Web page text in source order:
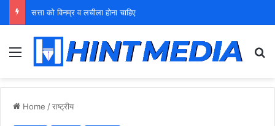
युवा शक्ति को पहचाने बूढ़ा नेतृत्व
Menu
Home /राष्ट्रीय